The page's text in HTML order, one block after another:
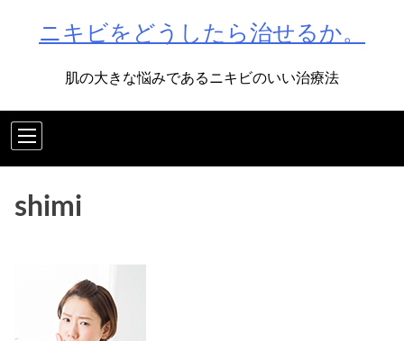
ニキビをどうしたら治せるか。
肌の大きな悩みであるニキビのいい治療法
shimi